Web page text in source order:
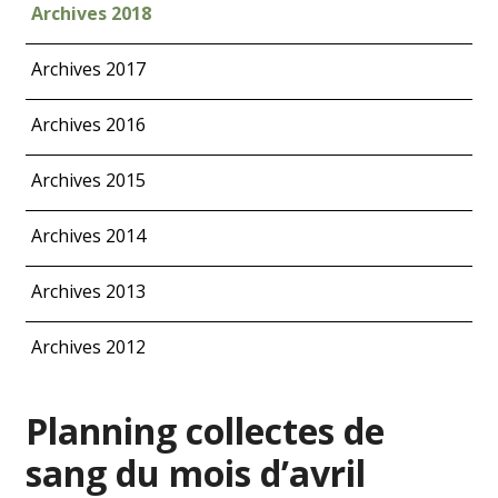
Archives 2018
Archives 2017
Archives 2016
Archives 2015
Archives 2014
Archives 2013
Archives 2012
Planning collectes de
sang du mois d’avril